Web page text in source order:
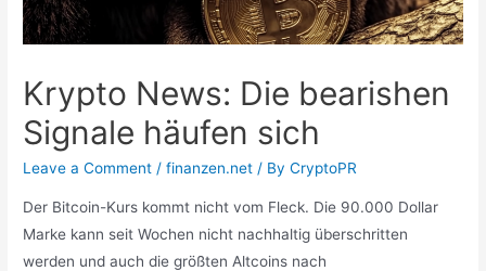
Krypto News: Die bearishen
Signale häufen sich
Leave a Comment /finanzen.net / ByCryptoPR
Der Bitcoin-Kurs kommt nicht vom Fleck. Die 90.000 Dollar
Marke kann seit Wochen nicht nachhaltig überschritten
werden und auch die größten Altcoins nach